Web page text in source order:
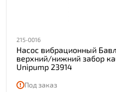
215-0016
Насос вибрационный
верхний/нижний забор
Unipump 23914
Под заказ